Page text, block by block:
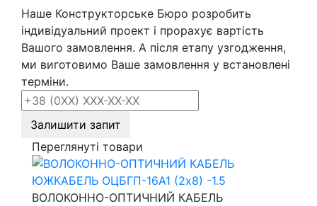
Наше Конструкторське Бюро розробить
індивідуальний проект і прорахує вартість
Вашого замовлення. А після етапу узгодження,
ми виготовимо Ваше замовлення у встановлені
терміни.
Залишити запит
Переглянуті товари
ВОЛОКОННО-ОПТИЧНИЙ КАБЕЛЬ